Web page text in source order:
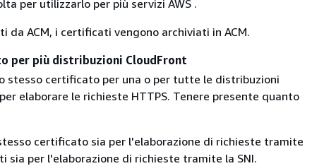
per utilizzarlo per più servizi AWS .
da ACM, i certificati vengono archiviati in ACM.
per più distribuzioni CloudFront
stesso certificato per una o per tutte le distribuzioni
elaborare le richieste HTTPS. Tenere presente quanto
certificato sia per l'elaborazione di richieste tramite
sia per l'elaborazione di richieste tramite la SNI.